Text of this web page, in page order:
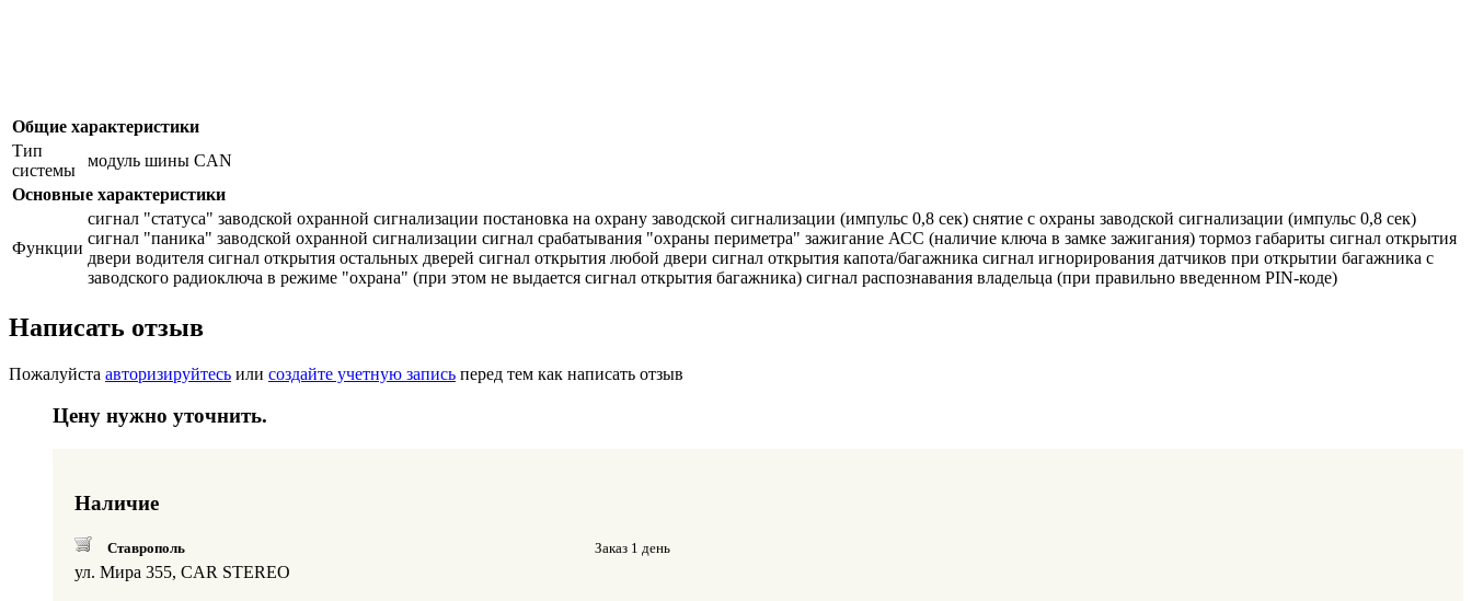
Общие характеристики
Тип
системы
модуль шины CAN
Основные характеристики
Функции
сигнал "статуса" заводской охранной сигнализации постановка на охрану заводской сигнализации (импульс 0,8 сек) снятие с охраны заводской сигнализации (импульс 0,8 сек)
сигнал "паника" заводской охранной сигнализации сигнал срабатывания "охраны периметра" зажигание АСС (наличие ключа в замке зажигания) тормоз габариты сигнал открытия
двери водителя сигнал открытия остальных дверей сигнал открытия любой двери сигнал открытия капота/багажника сигнал игнорирования датчиков при открытии багажника с
заводского радиоключа в режиме "охрана" (при этом не выдается сигнал открытия багажника) сигнал распознавания владельца (при правильно введенном PIN-коде)
Написать отзыв
Пожалуйста авторизируйтесь или создайте учетную запись перед тем как написать отзыв
Цену нужно уточнить.
Наличие
Ставрополь Заказ 1 день
ул. Мира 355, CAR STEREO